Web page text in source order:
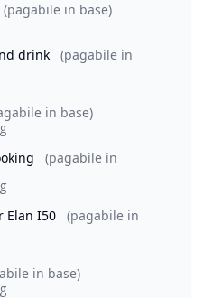
(pagabile in base)
drink
(pagabile in
in base)
(pagabile in
Elan I50
(pagabile in
in base)